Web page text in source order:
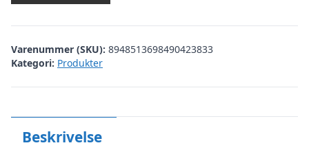
Varenummer (SKU): 8948513698490423833
Kategori: Produkter
Beskrivelse